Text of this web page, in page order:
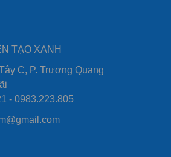
TẠO XANH
C, P. Trương Quang
- 0983.223.805